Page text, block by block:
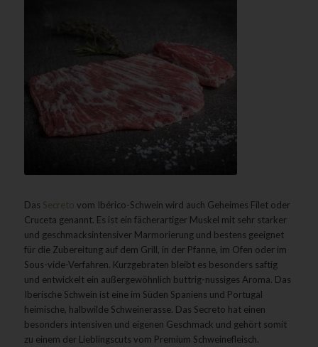
Das Secreto vom Ibérico-Schwein wird auch Geheimes Filet oder
Cruceta genannt. Es ist ein fächerartiger Muskel mit sehr starker
und geschmacksintensiver Marmorierung und bestens geeignet
für die Zubereitung auf dem Grill, in der Pfanne, im Ofen oder im
Sous-vide-Verfahren. Kurzgebraten bleibt es besonders saftig
und entwickelt ein außergewöhnlich buttrig-nussiges Aroma. Das
Iberische Schwein ist eine im Süden Spaniens und Portugal
heimische, halbwilde Schweinerasse. Das Secreto hat einen
besonders intensiven und eigenen Geschmack und gehört somit
zu einem der Lieblingscuts vom Premium Schweinefleisch.